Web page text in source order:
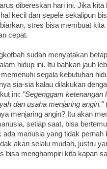
dibereskan hari ini. Jika
kecil dan sepele sekalipun
stres bisa membuat
cepat.
sudah menyatakan
hidup ini. Itu bahkan jauh
segala kebutuhan
sia-sia kalau dilakukan
ini: "Segenggam ketenangan
dan usaha menjaring angin."
menjaring angin? Itu akan
setiap saat, bisa
ada manusia yang tidak pernah
akan selalu mudah, justru
bisa menghampiri kita kapan